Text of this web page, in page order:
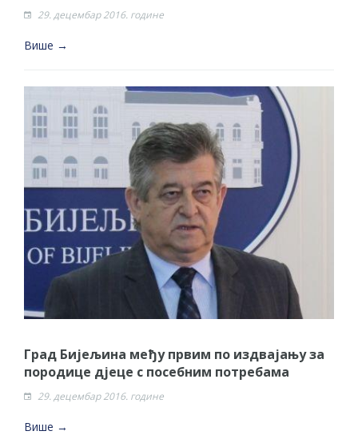
29. децембар 2016. године
Више →
Град Бијељина међу првим по издвајању за
породице дјеце с посебним потребама
29. децембар 2016. године
Више →